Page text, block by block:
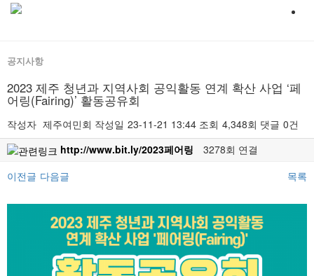
공지사항
2023 제주 청년과 지역사회 공익활동 연계 확산 사업 ‘페
어링(Fairing)’ 활동공유회
작성자 제주여민회 작성일 23-11-21 13:44 조회 4,348회 댓글 0건
http://www.bit.ly/2023페어링
3278회 연결
이전글 다음글 목록
본문